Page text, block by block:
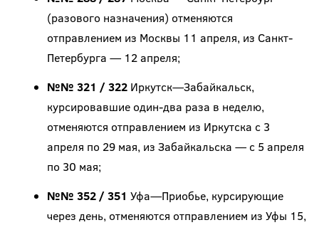
(разового назначения) отменяются
отправлением из Москвы 11 апреля, из Санкт-
Петербурга — 12 апреля;
№№ 321 / 322Иркутск­—Забайкальск,
курсировавшие один-два раза в неделю,
отменяются отправлением из Иркутска с 3
апреля по 29 мая, из Забайкальска — с 5 апреля
по 30 мая;
№№ 352 / 351 Уфа—Приобье, курсирующие
через день, отменяются отправлением из Уфы 15,